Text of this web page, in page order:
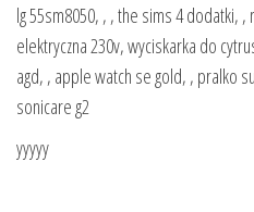
lg 55sm8050, , , the sims 4 dodatki, ,
elektryczna 230v, wyciskarka do
agd, , apple watch se gold, , pralko
sonicare g2
yyyyy